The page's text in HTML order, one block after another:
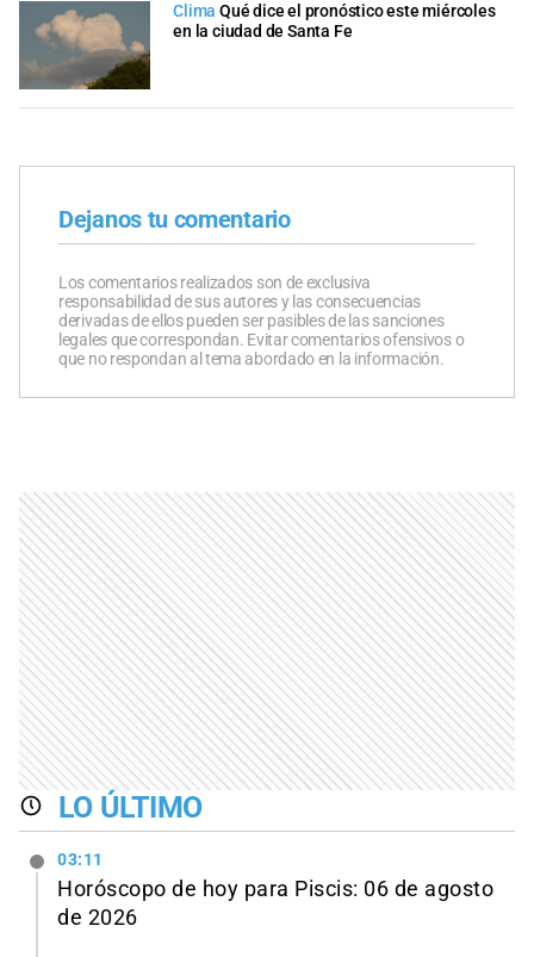
Clima Qué dice el pronóstico este miércoles
en la ciudad de Santa Fe
Dejanos tu comentario
Los comentarios realizados son de exclusiva
responsabilidad de sus autores y las consecuencias
derivadas de ellos pueden ser pasibles de las sanciones
legales que correspondan. Evitar comentarios ofensivos o
que no respondan al tema abordado en la información.
LO ÚLTIMO
03:11
Horóscopo de hoy para Piscis: 06 de agosto
de 2026